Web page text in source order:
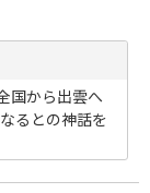
国から出雲へ
るとの神話を